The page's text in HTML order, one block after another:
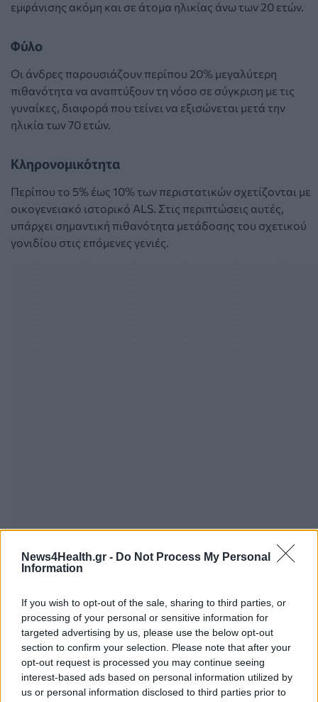
News4Health.gr - Do Not Process My Personal
Information
If you wish to opt-out of the sale, sharing to third parties, or
processing of your personal or sensitive information for
targeted advertising by us, please use the below opt-out
section to confirm your selection. Please note that after your
opt-out request is processed you may continue seeing
interest-based ads based on personal information utilized by
us or personal information disclosed to third parties prior to
εμφάνισης ακόμη και σε άτομα ηλικίας άνω των 20 ετών.
Φύλο
Οι άνδρες παρουσιάζουν περίπου 20% μεγαλύτερη
πιθανότητα να αναπτύξουν τη νόσο σε σύγκριση με τις
γυναίκες, διαφορά που τείνει να εξισώνεται μετά την
ηλικία των 70 ετών.
Κληρονομικότητα
Περίπου το 5% έως 10% των περιστατικών σχετίζονται με
οικογενειακό ιστορικό ALS. Στις περιπτώσεις αυτές,
υπάρχει σημαντική πιθανότητα μετάδοσης του σχετικού
γονιδίου στις επόμενες γενιές.
Ωστόσο, στη μεγάλη πλειονότητα των περιπτώσεων,
περίπου 90% έως 95%, τα ακριβή αίτια εμφάνισης της
νόσου παραμένουν άγνωστα.